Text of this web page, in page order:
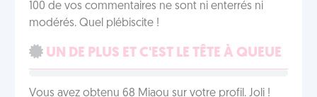
100 de vos commentaires ne sont ni enterrés ni
modérés. Quel plébiscite !
UN DE PLUS ET C'EST LE TÊTE À QUEUE
Vous avez obtenu 68 Miaou sur votre profil. Joli !